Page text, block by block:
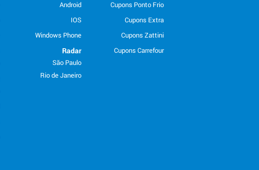
Cupons Ponto Frio
Cupons Extra
Cupons Zattini
Cupons Carrefour
Android
IOS
Windows Phone
Radar
São Paulo
Rio de Janeiro